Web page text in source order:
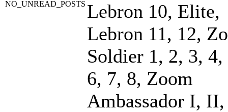
Lebron 10, Elite,
Lebron 11, 12,
Soldier 1, 2, 3, 4,
6, 7, 8, Zoom
Ambassador I,